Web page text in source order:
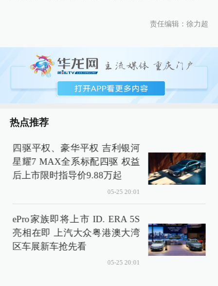
责任编辑：徐力超
热点推荐
四驱平权、豪华平权 吉利银河
星耀7 MAX全系标配四驱 权益
后上市限时指导价9.88万起
05-25 20:01
ePro家族即将上市 ID. ERA 5S
亮相在即 上汽大众粤港澳大湾
区车展新车抢先看
05-25 20:01